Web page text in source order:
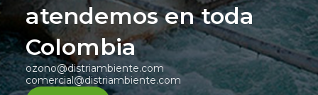
atendemos en toda
Colombia
ozono@distriambiente.com
comercial@distriambiente.com